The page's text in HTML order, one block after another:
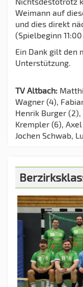
Weimann auf
und dies direkt
(Spielbeginn
Ein Dank gilt den
Unterstützung.
TV Altbach:
Wagner (4),
Henrik Burger
Krempler (6),
Jochen Schwab,